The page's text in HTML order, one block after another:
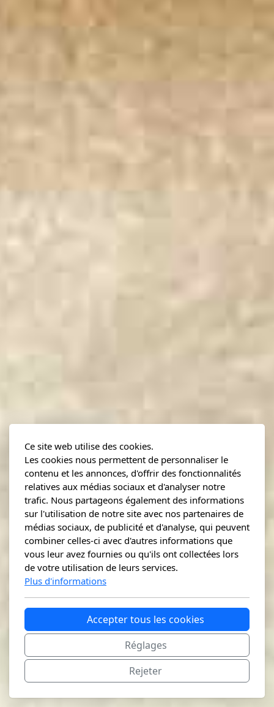
Ce site web utilise des cookies.
Les cookies nous permettent de personnaliser le
contenu et les annonces, d'offrir des fonctionnalités
relatives aux médias sociaux et d'analyser notre
trafic. Nous partageons également des informations
sur l'utilisation de notre site avec nos partenaires de
médias sociaux, de publicité et d'analyse, qui peuvent
combiner celles-ci avec d'autres informations que
vous leur avez fournies ou qu'ils ont collectées lors
de votre utilisation de leurs services.
Plus d'informations
Accepter tous les cookies
Réglages
Rejeter